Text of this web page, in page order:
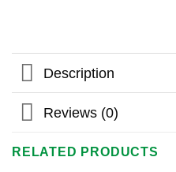
Description
Reviews (0)
RELATED PRODUCTS